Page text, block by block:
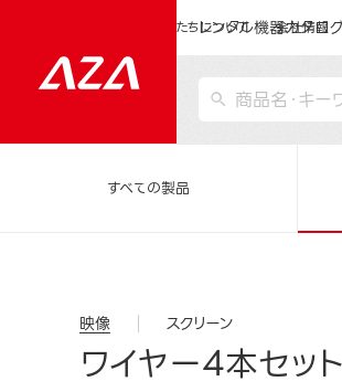
レンタル機器カタロ
私たちについて 会社情報
すべての製品
映像 スクリーン
ワイヤー4本セッ